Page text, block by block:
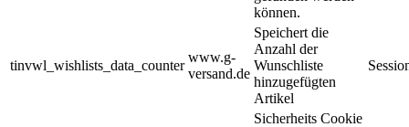
können.
tinvwl_wishlists_data_counter
www.g-
versand.de
Speichert die
Anzahl der
Wunschliste
hinzugefügten
Artikel
Sicherheits Cookie